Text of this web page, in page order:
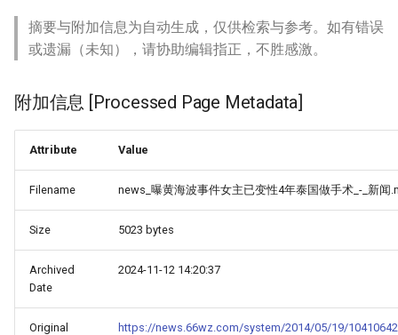
摘要与附加信息为自动生成，仅供检索与参考。如有错误
或遗漏（未知），请协助编辑指正，不胜感激。
附加信息 [Processed Page Metadata]
Attribute Value
Filename news_曝黄海波事件女主已变性4年泰国做手术_-_新闻
Size 5023 bytes
Archived
Date
2024-11-12 14:20:37
Original
https://news.66wz.com/system/2014/05/19/